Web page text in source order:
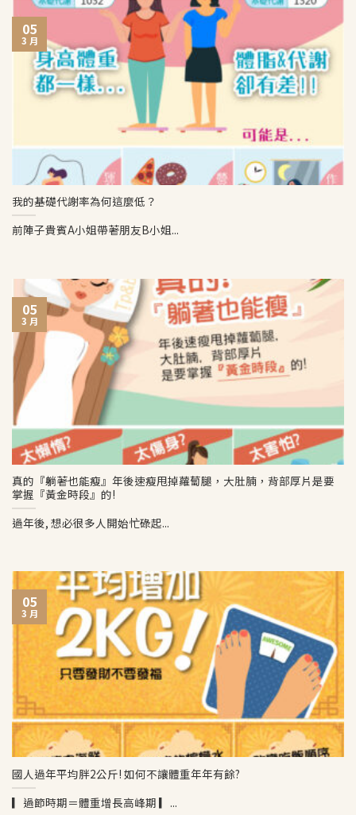
我的基礎代謝率為何這麼低？
前陣子貴賓A小姐帶著朋友B小姐...
05
3 月
真的『躺著也能瘦』年後速瘦甩掉蘿蔔腿，大肚腩，背部厚片是要
掌握『黃金時段』的!
過年後, 想必很多人開始忙碌起...
05
3 月
國人過年平均胖2公斤! 如何不讓體重年年有餘?
▎過節時期＝體重增長高峰期 ▎...
05
3 月